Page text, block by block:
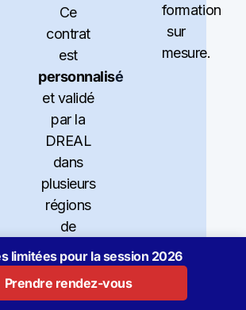
Ce
contrat
est
personnalisé
et validé
par la
DREAL
dans
plusieurs
régions
de
formation
sur
mesure.
limitées pour la session 2026
Prendre rendez-vous